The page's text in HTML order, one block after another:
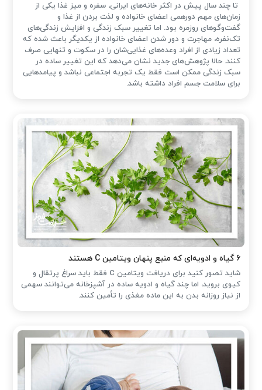
تا چند سال پیش در اکثر خانه‌های ایرانی، سفره و میز غذا یکی از
زمان‌های مهم دورهمی اعضای خانواده و لذت بردن از غذا و
گفت‌وگوهای روزمره بود. اما تغییر سبک زندگی و افزایش زندگی‌های
تک‌نفره، مهاجرت و دور شدن اعضای خانواده از یکدیگر باعث شده که
تعداد زیادی از افراد وعده‌های غذایی‌شان را در سکوت و تنهایی صرف
کنند. حالا پژوهش‌های جدید نشان می‌دهد که این تغییر ساده در
سبک زندگی ممکن است فقط یک تجربه اجتماعی نباشد و پیامدهایی
برای سلامت جسم افراد داشته باشد.
۶ گیاه و ادویه‌ای که منبع پنهان ویتامین C هستند
شاید تصور کنید برای دریافت ویتامین C فقط باید سراغ پرتقال و
کیوی بروید، اما چند گیاه و ادویه ساده در آشپزخانه می‌توانند سهمی
از نیاز روزانه بدن به این ماده مغذی را تأمین کنند.